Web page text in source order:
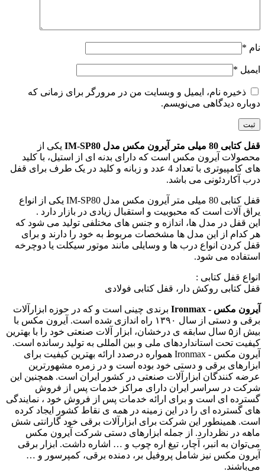
نام *
ایمیل *
ذخیره نام، ایمیل و وبسایت من در مرورگر برای زمانی که
دوباره دیدگاهی می‌نویسم.
قفل کتابی 80 میلی متر آیرون مکس مدل IM-SP80
یکی از
محصولات آیرون مکس است که دارای بدنه ای از استیل، با کلید
های کامپیوتری با تعداد 4 عدد و زبانه و کلید در یک طرف برای قفل
درب آکاردئونی می باشد.
قفل کتابی 80 میلی متر آیرون مکس مدل IM-SP80 یکی از انواع
یراق آلات است که محبوبیت و استقبال زیادی در بازار دارد .
این قفل در مدل ها، اندازه و جنس های مختلفی تولید می شود که
هر کدام از این مدل ها مشخصات مربوط به خود را دارند و برای
قفل کردن انواع درب ها و وسایلی مانند موتور سیکلت یا دوچرخه
استفاده می شود.
انواع قفل کتابی :
قفل کتابی روکش دار، قفل کتابی فولادی
آیرون مکس - Ironmax
برندی چینی است و که در حوزه ابزارآلات
برقی و دستی از سال ۱۳۹۰ راه اندازی شده است. آیرون مکس با
بیش از۵ سال سابقه ی درخشان، ابزار آلات صنعتی خود را با بهترین
کیفیت تحت استانداردهای ملی و بین المللی به تولید رسانده است.
آیرون مکس - Ironmax همواره درصدد ارائه بهترین کیفیت برای
ابزارهای برقی و دستی خود بوده است و در زمره مشهورترین
عرضه کنندگان ابزارآلات صنعتی در کشور ایران است. همچنین این
شرکت در سراسر ایران دارای مراکز خدمات پس از فروش
گسترده ای است و برای ارائه خدمات پس از فروش خود ، نمایندگی
های گسترده ای را در این زمینه در همه ی نقاط کشور ایجاد کرده
است. همینطور این شرکت برای ابزارآلات برقی خود گارانتی شش
ماهه در نظردارد. از جمله ابزارهای دستی شرکت آیرون مکس
می‌توان به انبر، آچار، تیغ اره چوب و … اشاره داشت. ابزار برقی
آیرون مکس نیز شامل پروفیل بر، دمنده برقی، کمپرسور و …
می‌باشند.